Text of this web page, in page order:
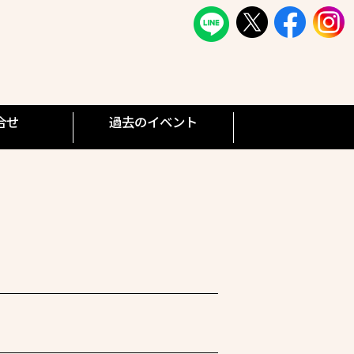
せ 過去のイベント